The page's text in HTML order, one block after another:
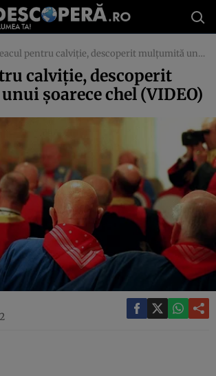
pentru calviţie, descoperit mulţumită unui şoarece chel (VIDEO)
calviţie, descoperit
şoarece chel (VIDEO)